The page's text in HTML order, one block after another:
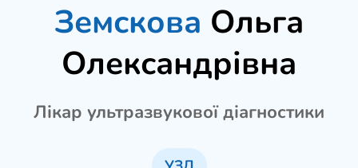
Земскова Ольга
Олександрівна
Лікар ультразвукової діагностики